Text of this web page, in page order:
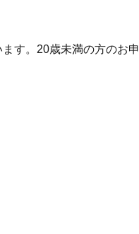
す。20歳未満の方のお申